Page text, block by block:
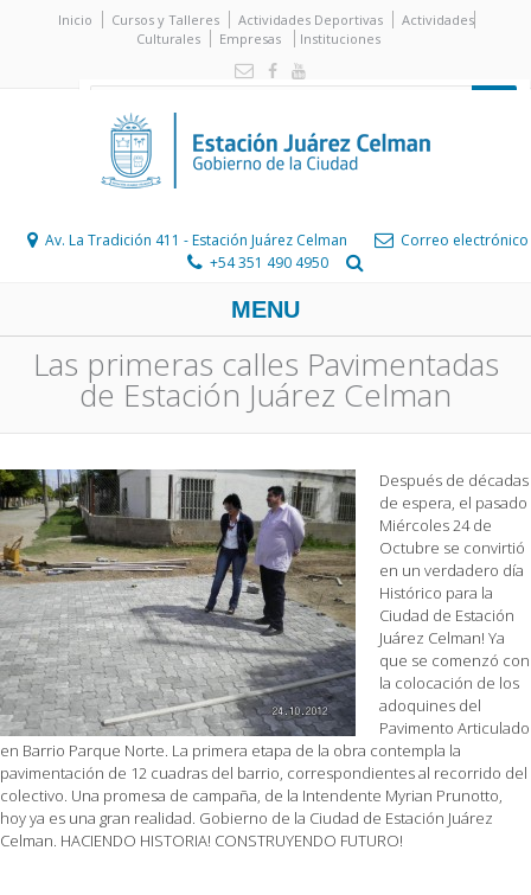
Inicio Cursos y Talleres Actividades Deportivas
Actividades
Culturales
Empresas Instituciones
Av. La Tradición 411 - Estación Juárez Celman
Correo electrónico
+54 351 490 4950
MENU
Las primeras calles Pavimentadas
de Estación Juárez Celman
Después de décadas
de espera, el pasado
Miércoles 24 de
Octubre se convirtió
en un verdadero día
Histórico para la
Ciudad de Estación
Juárez Celman! Ya
que se comenzó con
la colocación de los
adoquines del
Pavimento Articulado
en Barrio Parque Norte. La primera etapa de la obra contempla la
pavimentación de 12 cuadras del barrio, correspondientes al recorrido del
colectivo. Una promesa de campaña, de la Intendente Myrian Prunotto,
hoy ya es una gran realidad. Gobierno de la Ciudad de Estación Juárez
Celman. HACIENDO HISTORIA! CONSTRUYENDO FUTURO!